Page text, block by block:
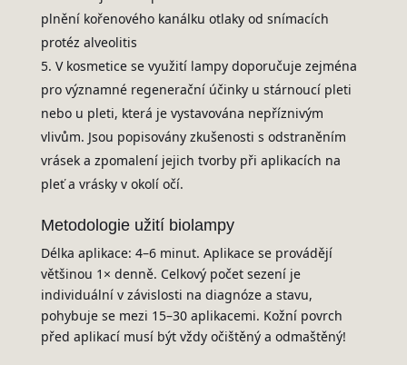
plnění kořenového kanálku otlaky od snímacích
protéz alveolitis
V kosmetice se využití lampy doporučuje zejména
pro významné regenerační účinky u stárnoucí pleti
nebo u pleti, která je vystavována nepříznivým
vlivům. Jsou popisovány zkušenosti s odstraněním
vrásek a zpomalení jejich tvorby při aplikacích na
pleť a vrásky v okolí očí.
Metodologie užití biolampy
Délka aplikace: 4–6 minut. Aplikace se provádějí
většinou 1× denně. Celkový počet sezení je
individuální v závislosti na diagnóze a stavu,
pohybuje se mezi 15–30 aplikacemi. Kožní povrch
před aplikací musí být vždy očištěný a odmaštěný!